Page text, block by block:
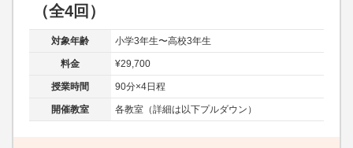
（全4回）
対象年齢 小学3年生〜高校3年生
料金 ¥29,700
授業時間 90分×4日程
開催教室 各教室（詳細は以下プルダウン）